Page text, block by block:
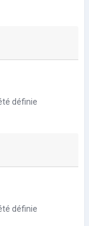
définie
définie